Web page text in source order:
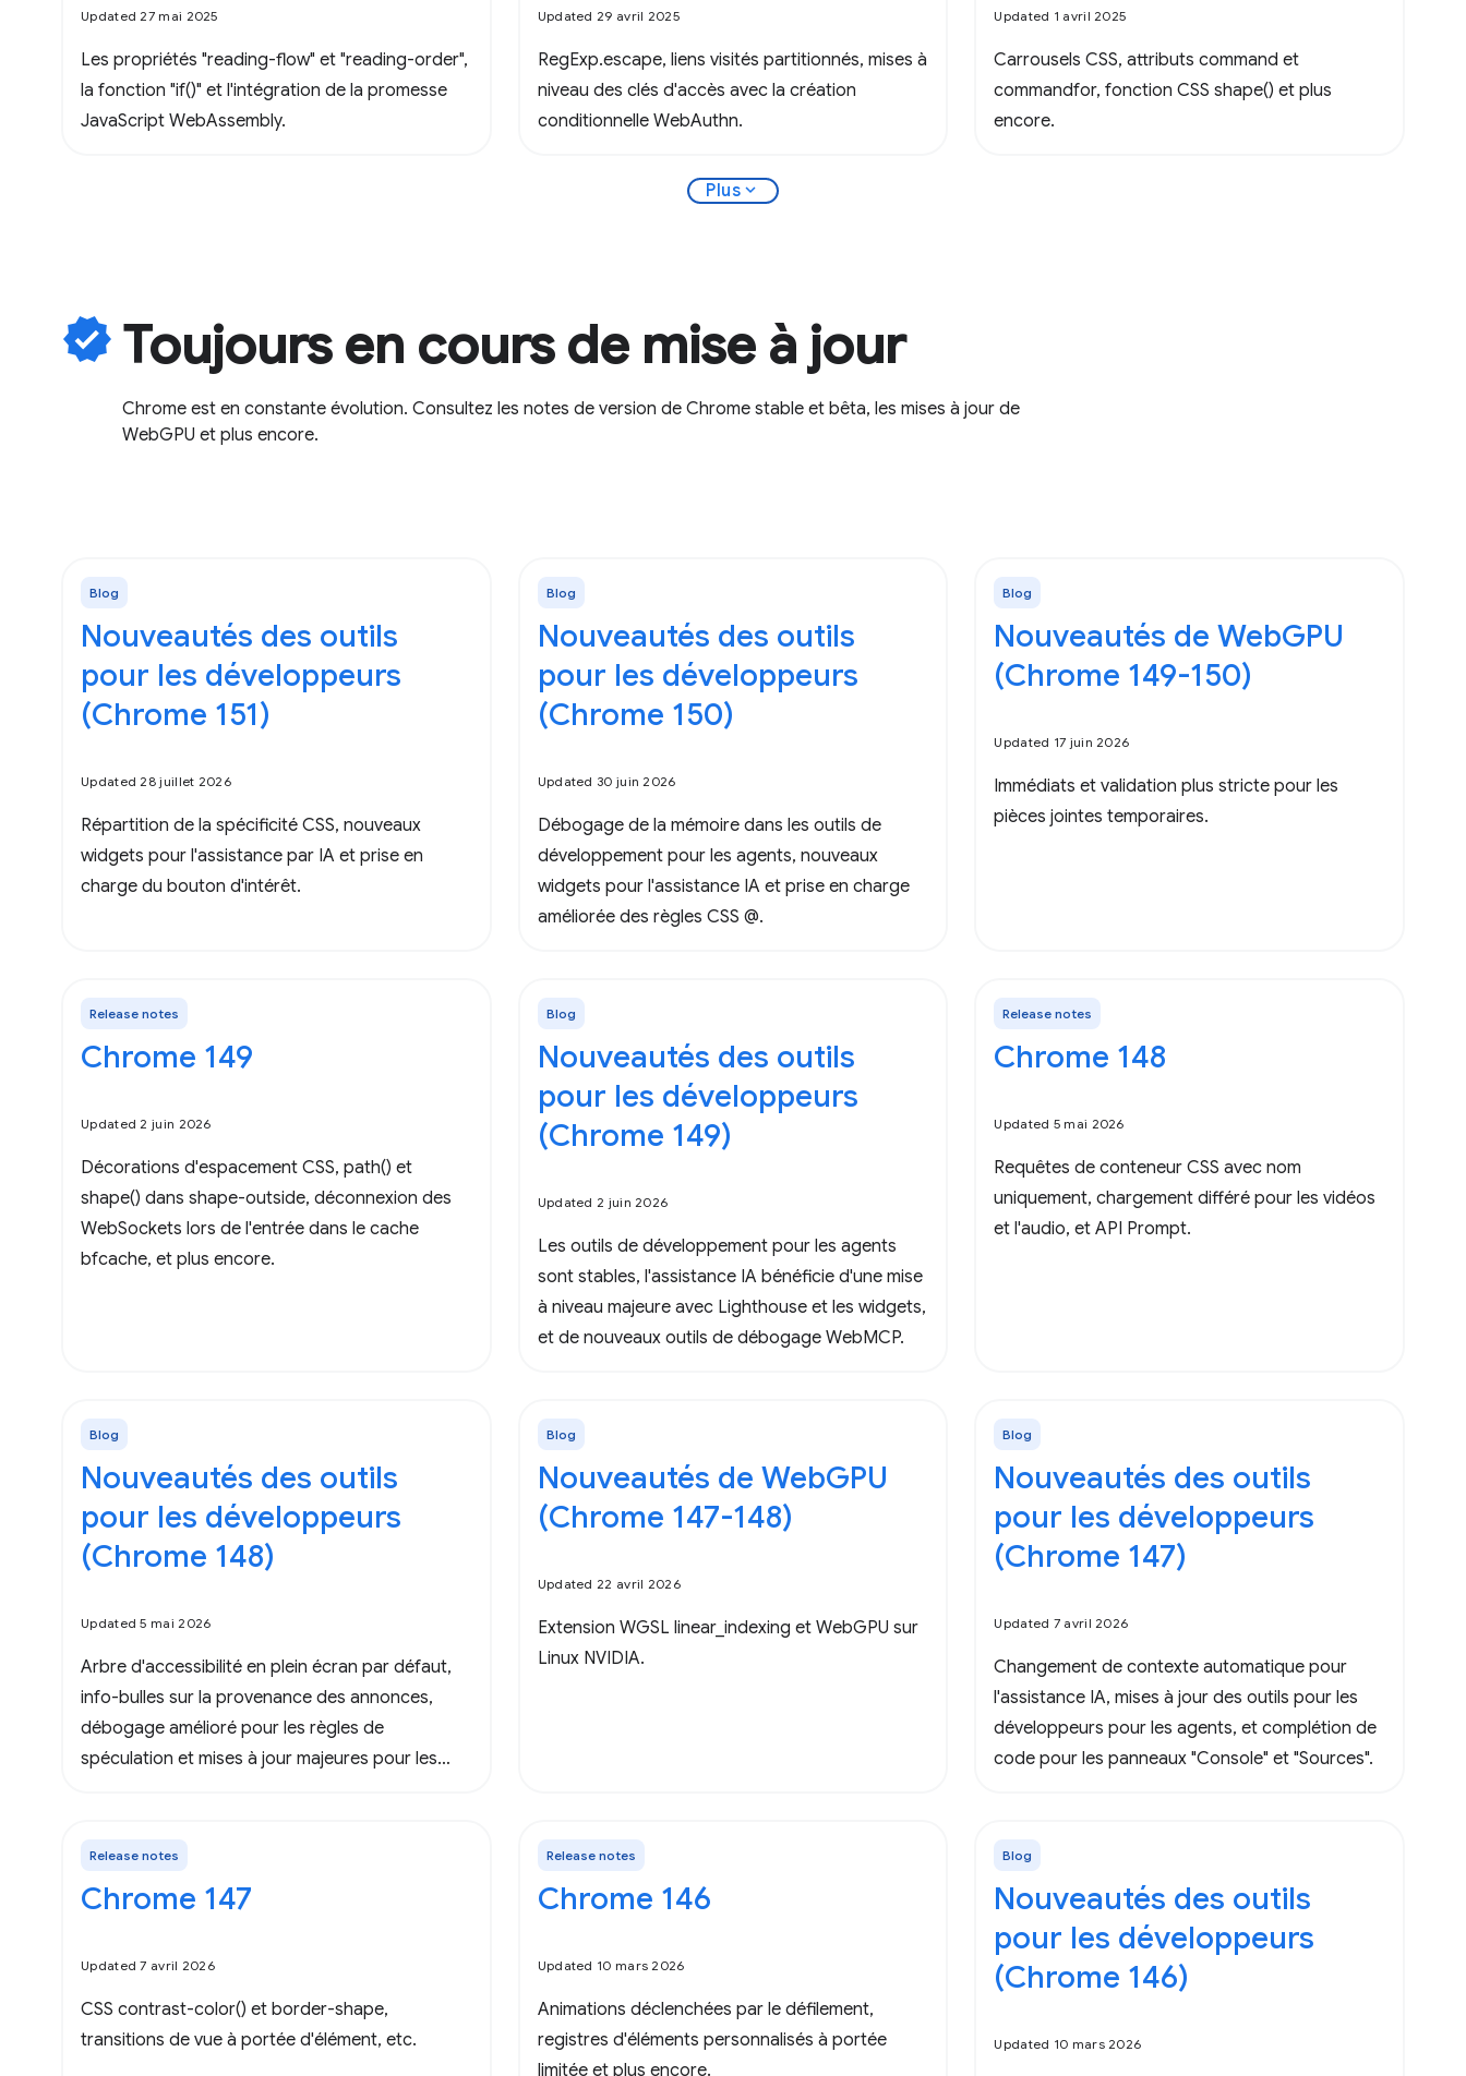
Updated 27 mai 2025
Les propriétés "reading-flow" et "reading-order",
la fonction "if()" et l'intégration de la promesse
JavaScript WebAssembly.
Updated 29 avril 2025
RegExp.escape, liens visités partitionnés, mises à
niveau des clés d'accès avec la création
conditionnelle WebAuthn.
Updated 1 avril 2025
Carrousels CSS, attributs command et
commandfor, fonction CSS shape() et plus
encore.
Plus expand_more
verified Toujours en cours de mise à jour
Chrome est en constante évolution. Consultez les notes de version de Chrome stable et bêta, les mises à jour de
WebGPU et plus encore.
Blog
Nouveautés des outils
pour les développeurs
(Chrome 151)
Updated 28 juillet 2026
Répartition de la spécificité CSS, nouveaux
widgets pour l'assistance par IA et prise en
charge du bouton d'intérêt.
Blog
Nouveautés des outils
pour les développeurs
(Chrome 150)
Updated 30 juin 2026
Débogage de la mémoire dans les outils de
développement pour les agents, nouveaux
widgets pour l'assistance IA et prise en charge
améliorée des règles CSS @.
Blog
Nouveautés de WebGPU
(Chrome 149-150)
Updated 17 juin 2026
Immédiats et validation plus stricte pour les
pièces jointes temporaires.
Release notes
Chrome 149
Updated 2 juin 2026
Décorations d'espacement CSS, path() et
shape() dans shape-outside, déconnexion des
WebSockets lors de l'entrée dans le cache
bfcache, et plus encore.
Blog
Nouveautés des outils
pour les développeurs
(Chrome 149)
Updated 2 juin 2026
Les outils de développement pour les agents
sont stables, l'assistance IA bénéficie d'une mise
à niveau majeure avec Lighthouse et les widgets,
et de nouveaux outils de débogage WebMCP.
Release notes
Chrome 148
Updated 5 mai 2026
Requêtes de conteneur CSS avec nom
uniquement, chargement différé pour les vidéos
et l'audio, et API Prompt.
Blog
Nouveautés des outils
pour les développeurs
(Chrome 148)
Updated 5 mai 2026
Arbre d'accessibilité en plein écran par défaut,
info-bulles sur la provenance des annonces,
débogage amélioré pour les règles de
spéculation et mises à jour majeures pour les
Blog
Nouveautés de WebGPU
(Chrome 147-148)
Updated 22 avril 2026
Extension WGSL linear_indexing et WebGPU sur
Linux NVIDIA.
Blog
Nouveautés des outils
pour les développeurs
(Chrome 147)
Updated 7 avril 2026
Changement de contexte automatique pour
l'assistance IA, mises à jour des outils pour les
développeurs pour les agents, et complétion de
code pour les panneaux "Console" et "Sources".
Release notes
Chrome 147
Updated 7 avril 2026
CSS contrast-color() et border-shape,
transitions de vue à portée d'élément, etc.
Release notes
Chrome 146
Updated 10 mars 2026
Animations déclenchées par le défilement,
registres d'éléments personnalisés à portée
limitée et plus encore.
Blog
Nouveautés des outils
pour les développeurs
(Chrome 146)
Updated 10 mars 2026